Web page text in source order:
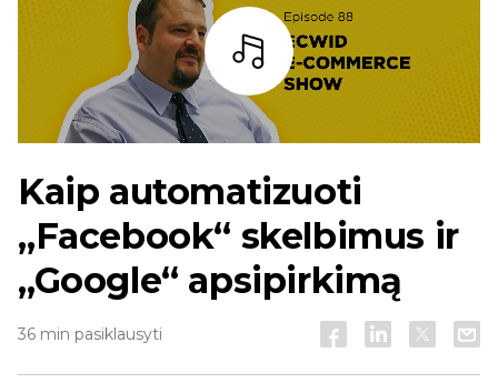
Baras
Kaip automatizuoti
„Facebook“ skelbimus ir
„Google“ apsipirkimą
36 min pasiklausyti